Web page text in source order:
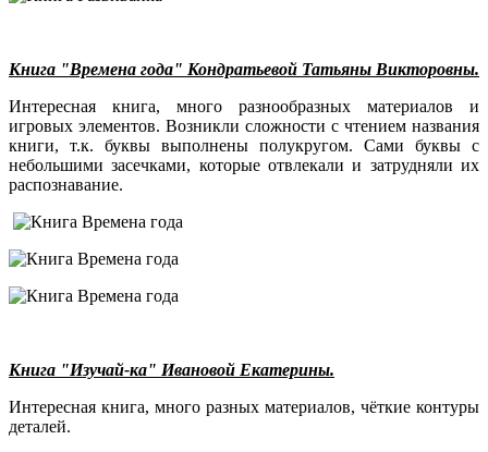
Книга "Времена года" Кондратьевой Татьяны Викторовны.
Интересная книга, много разнообразных материалов и
игровых элементов. Возникли сложности с чтением названия
книги, т.к. буквы выполнены полукругом. Сами буквы с
небольшими засечками, которые отвлекали и затрудняли их
распознавание.
Книга "Изучай-ка" Ивановой Екатерины.
Интересная книга, много разных материалов, чёткие контуры
деталей.